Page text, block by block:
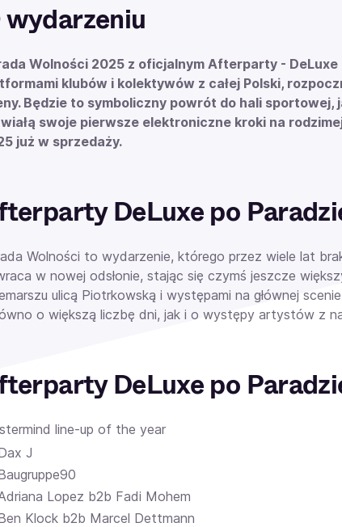
wydarzeniu
Wolności 2025 z oficjalnym Afterparty -
klubów i kolektywów z całej Polski,
Będzie to symboliczny powrót do hali
swoje pierwsze elektroniczne kroki na
już w sprzedaży.
DeLuxe po
Wolności to wydarzenie, którego przez wiele lat
w nowej odsłonie, stając się czymś jeszcze
ulicą Piotrkowską i występami na głównej
o większą liczbę dni, jak i o występy artystów z
DeLuxe po
line-up of the year
J
Lopez b2b Fadi Mohem
Klock b2b Marcel Dettmann